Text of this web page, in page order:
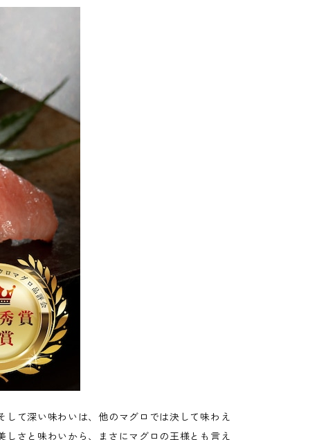
て深い味わいは、他のマグロでは決して味わえ
さと味わいから、まさにマグロの王様とも言え